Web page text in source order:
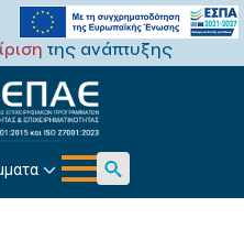
της ανάπτυξης
Search